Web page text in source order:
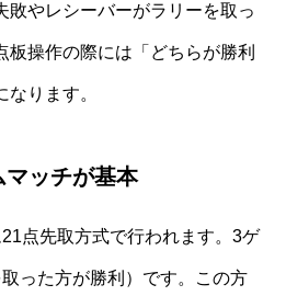
敗やレシーバーがラリーを取っ
板操作の際には「どちらが勝利
ります。
ッチが基本
点先取方式で行われます。3ゲ
った方が勝利）です。この方